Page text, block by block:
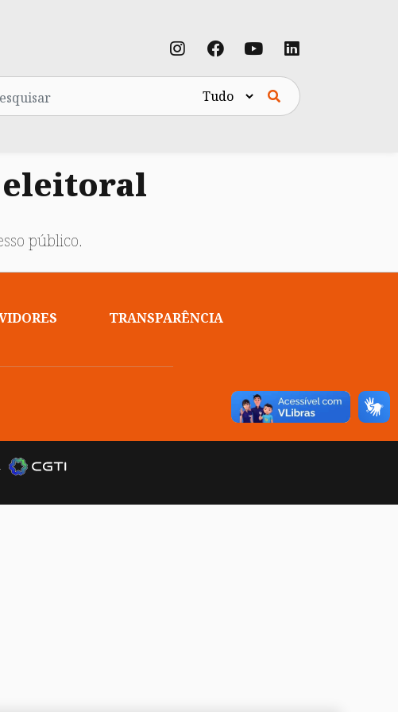
público.
TRANSPARÊNCIA